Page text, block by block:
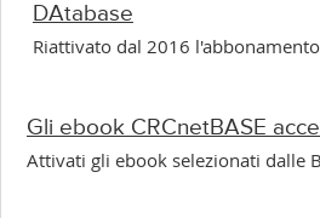
DAtabase
Riattivato dal 2016
Gli ebook CRCnetBASE
Attivati gli ebook selezionati dalle